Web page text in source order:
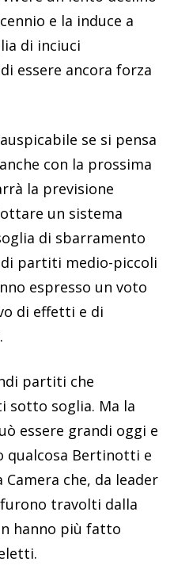
e la induce a
di inciuci
essere ancora forza
se si pensa
con la prossima
la previsione
un sistema
di sbarramento
di partiti medio-piccoli
espresso un voto
di effetti e di
partiti che
sotto soglia. Ma la
essere grandi oggi e
qualcosa Bertinotti e
che, da leader
travolti dalla
hanno più fatto